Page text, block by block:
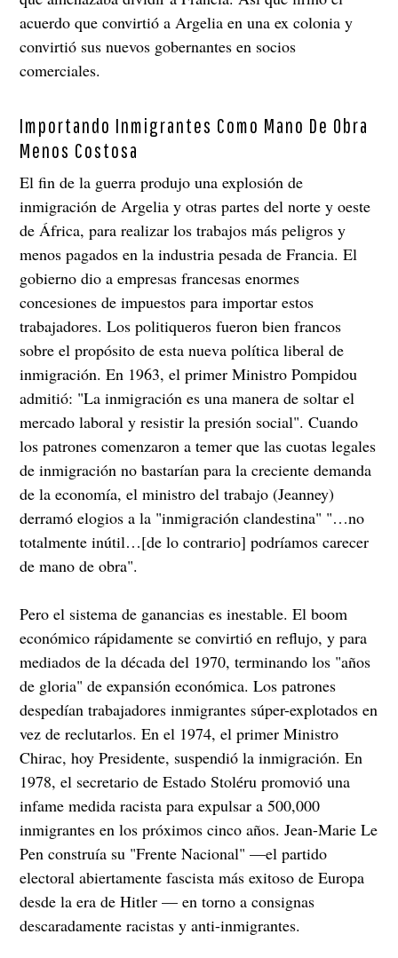
acuerdo que convirtió a Argelia en una ex colonia y
convirtió sus nuevos gobernantes en socios
comerciales.
Importando Inmigrantes Como Mano De Obra
Menos Costosa
El fin de la guerra produjo una explosión de
inmigración de Argelia y otras partes del norte y oeste
de África, para realizar los trabajos más peligros y
menos pagados en la industria pesada de Francia. El
gobierno dio a empresas francesas enormes
concesiones de impuestos para importar estos
trabajadores. Los politiqueros fueron bien francos
sobre el propósito de esta nueva política liberal de
inmigración. En 1963, el primer Ministro Pompidou
admitió: "La inmigración es una manera de soltar el
mercado laboral y resistir la presión social". Cuando
los patrones comenzaron a temer que las cuotas legales
de inmigración no bastarían para la creciente demanda
de la economía, el ministro del trabajo (Jeanney)
derramó elogios a la "inmigración clandestina" "…no
totalmente inútil…[de lo contrario] podríamos carecer
de mano de obra".
Pero el sistema de ganancias es inestable. El boom
económico rápidamente se convirtió en reflujo, y para
mediados de la década del 1970, terminando los "años
de gloria" de expansión económica. Los patrones
despedían trabajadores inmigrantes súper-explotados en
vez de reclutarlos. En el 1974, el primer Ministro
Chirac, hoy Presidente, suspendió la inmigración. En
1978, el secretario de Estado Stoléru promovió una
infame medida racista para expulsar a 500,000
inmigrantes en los próximos cinco años. Jean-Marie Le
Pen construía su "Frente Nacional" —el partido
electoral abiertamente fascista más exitoso de Europa
desde la era de Hitler — en torno a consignas
descaradamente racistas y anti-inmigrantes.